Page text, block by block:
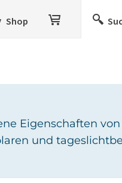
Shop
Eigenschaften
und